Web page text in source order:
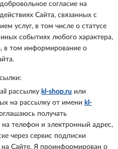
согласие на
Сайта, связанных с
услуг, в том числе о статусе
событиях любого характера,
в том информирование о
рассылку kl-shop.ru или
на рассылку от имени kl-
получать
телефон и электронный адрес,
через сервис подписки
Сайте. Я проинформирован о